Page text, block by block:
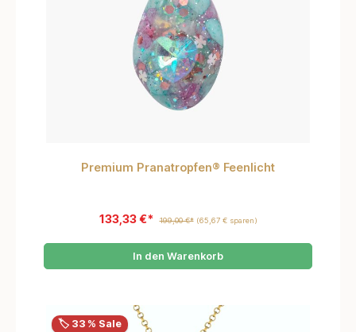
Premium Pranatropfen® Feenlicht
133,33 €* 199,00 €* (65,67 € sparen)
In den Warenkorb
🏷️ 33 % Sale